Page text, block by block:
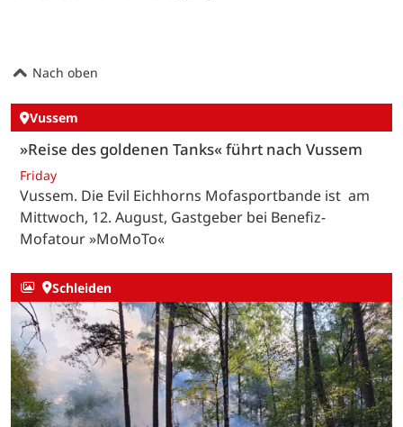
Nach oben
Vussem
»Reise des goldenen Tanks« führt nach Vussem
Friday
Vussem. Die Evil Eichhorns Mofasportbande ist am
Mittwoch, 12. August, Gastgeber bei Benefiz-
Mofatour »MoMoTo«
Schleiden